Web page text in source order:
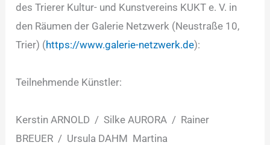
des Trierer Kultur- und Kunstvereins KUKT e. V. in
den Räumen der Galerie Netzwerk (Neustraße 10,
Trier) (https://www.galerie-netzwerk.de):
Teilnehmende Künstler:
Kerstin ARNOLD / Silke AURORA / Rainer
BREUER / Ursula DAHM Martina